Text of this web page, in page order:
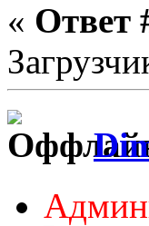
« Ответ